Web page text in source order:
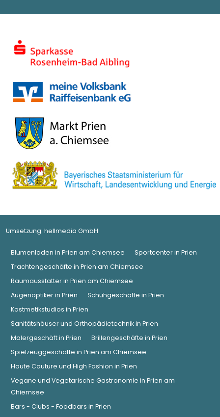
Umsetzung: hellmedia GmbH
Blumenladen in Prien am Chiemsee
Sportcenter in Prien
Trachtengeschäfte in Prien am Chiemsee
Raumausstatter in Prien am Chiemsee
Augenoptiker in Prien
Schuhgeschäfte in Prien
Kostmetikstudios in Prien
Sanitätshäuser und Orthopädietechnik in Prien
Malergeschäft in Prien
Brillengeschäfte in Prien
Spielzeuggeschäfte in Prien am Chiemsee
Haute Couture und High Fashion in Prien
Vegane und Vegetarische Gastronomie in Prien am
Chiemsee
Bars - Clubs - Foodbars in Prien